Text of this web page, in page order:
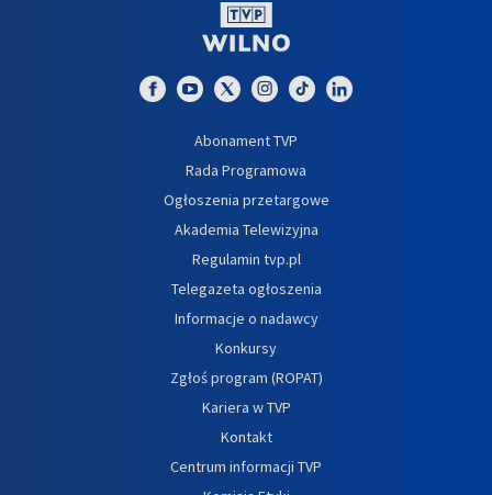
Abonament TVP
Rada Programowa
Ogłoszenia przetargowe
Akademia Telewizyjna
Regulamin tvp.pl
Telegazeta ogłoszenia
Informacje o nadawcy
Konkursy
Zgłoś program (ROPAT)
Kariera w TVP
Kontakt
Centrum informacji TVP